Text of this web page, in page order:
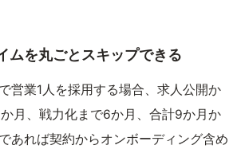
ムを丸ごとスキップできる
営業1人を採用する場合、求人公開か
月、戦力化まで6か月、合計9か月か
あれば契約からオンボーディング含め